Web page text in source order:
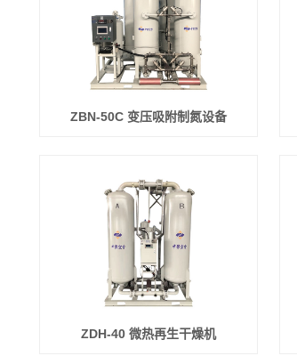
ZBN-50C 变压吸附制氮设备
ZDH-40 微热再生干燥机